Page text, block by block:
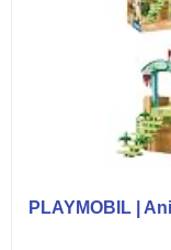
PLAYMOBIL |